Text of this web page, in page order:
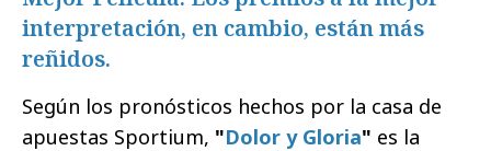
interpretación, en cambio, están más
reñidos.
Según los pronósticos hechos por la casa de
apuestas Sportium, "Dolor y Gloria" es la